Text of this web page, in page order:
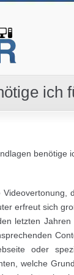
ich
benötige
erfreut sich
letzten
oder
welche